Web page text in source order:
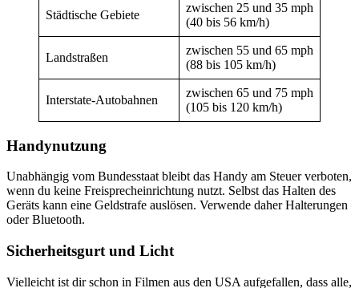
Städtische Gebiete
zwischen 25 und 35 mph
(40 bis 56 km/h)
Landstraßen
zwischen 55 und 65 mph
(88 bis 105 km/h)
Interstate-Autobahnen
zwischen 65 und 75 mph
(105 bis 120 km/h)
Handynutzung
Unabhängig vom Bundesstaat bleibt das Handy am Steuer verboten,
wenn du keine Freisprecheinrichtung nutzt. Selbst das Halten des
Geräts kann eine Geldstrafe auslösen. Verwende daher Halterungen
oder Bluetooth.
Sicherheitsgurt und Licht
Vielleicht ist dir schon in Filmen aus den USA aufgefallen, dass alle,